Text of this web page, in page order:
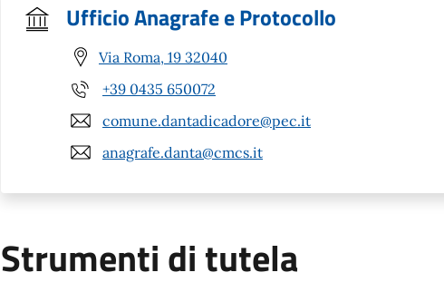
Ufficio Anagrafe e Protocollo
Via Roma, 19 32040
+39 0435 650072
comune.dantadicadore@pec.it
anagrafe.danta@cmcs.it
Strumenti di tutela